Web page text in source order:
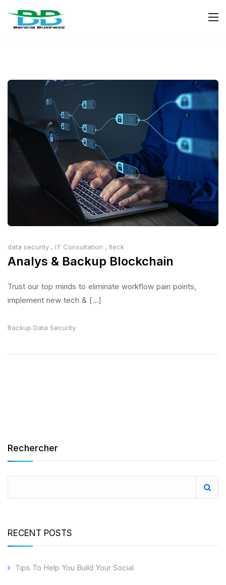
data security , IT Consultation , Iteck
Analys & Backup Blockchain
Trust our top minds to eliminate workflow pain points,
implement new tech & [...]
Backup Data Security
Rechercher
RECENT POSTS
Tips To Help You Build Your Social